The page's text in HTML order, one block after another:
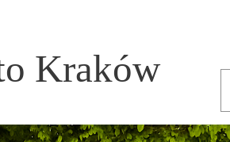
Kraków